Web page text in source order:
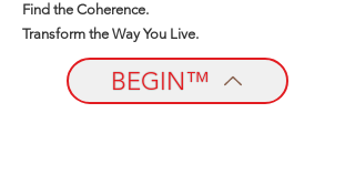
Find the Coherence.
Transform the Way You Live.
BEGIN™